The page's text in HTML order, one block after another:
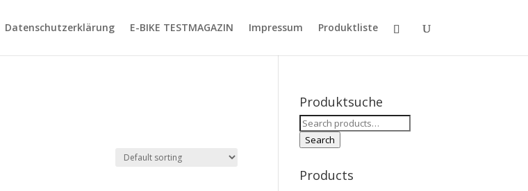
Datenschutzerklärung E-BIKE TESTMAGAZIN Impressum Produktliste
Produktsuche
Search
for:
Search
Products